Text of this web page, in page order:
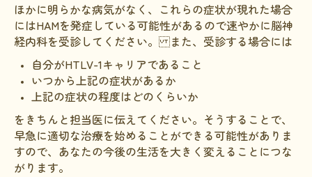
ほかに明らかな病気がなく、これらの症状が現れた場合
にはHAMを発症している可能性があるので速やかに脳神
経内科を受診してください。 また、受診する場合には
自分がHTLV-1キャリアであること
いつから上記の症状があるか
上記の症状の程度はどのくらいか
をきちんと担当医に伝えてください。そうすることで、
早急に適切な治療を始めることができる可能性がありま
すので、あなたの今後の生活を大きく変えることにつな
がります。